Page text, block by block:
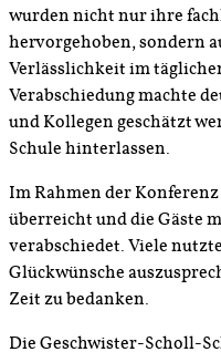
wurden nicht nur ihre
hervorgehoben, sondern
Verlässlichkeit im
Verabschiedung machte
und Kollegen geschätzt
Schule hinterlassen.
Im Rahmen der
überreicht und die Gäste
verabschiedet. Viele
Glückwünsche
Zeit zu bedanken.
Die Geschwister-Scholl-